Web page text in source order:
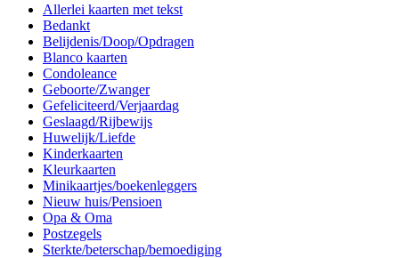
Allerlei kaarten met tekst
Bedankt
Belijdenis/Doop/Opdragen
Blanco kaarten
Condoleance
Geboorte/Zwanger
Gefeliciteerd/Verjaardag
Geslaagd/Rijbewijs
Huwelijk/Liefde
Kinderkaarten
Kleurkaarten
Minikaartjes/boekenleggers
Nieuw huis/Pensioen
Opa & Oma
Postzegels
Sterkte/beterschap/bemoediging